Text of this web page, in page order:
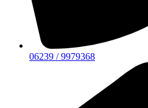
06239 / 9979368